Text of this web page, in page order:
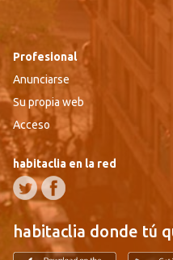
Profesional
Anunciarse
Su propia web
Acceso
habitaclia en la red
habitaclia donde tú